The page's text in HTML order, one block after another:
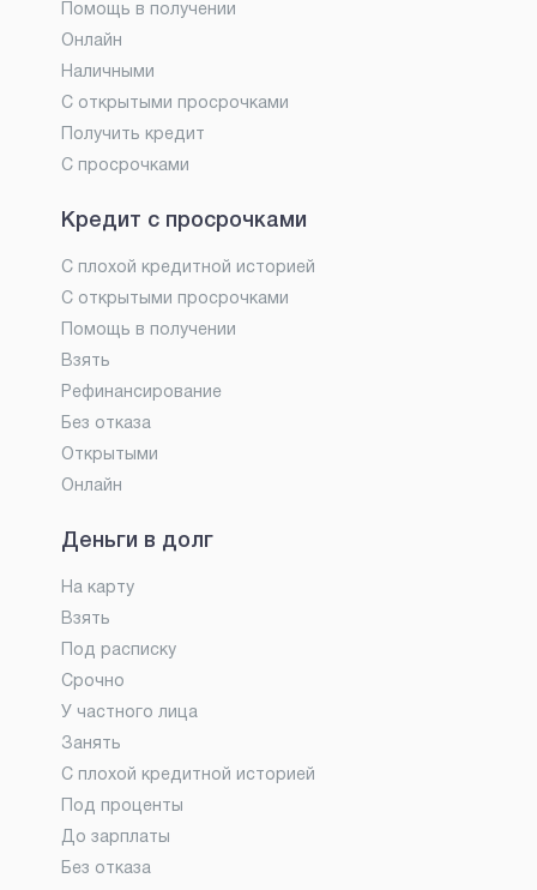
Помощь в получении
Онлайн
Наличными
С открытыми просрочками
Получить кредит
С просрочками
Кредит с просрочками
С плохой кредитной историей
С открытыми просрочками
Помощь в получении
Взять
Рефинансирование
Без отказа
Открытыми
Онлайн
Деньги в долг
На карту
Взять
Под расписку
Срочно
У частного лица
Занять
С плохой кредитной историей
Под проценты
До зарплаты
Без отказа